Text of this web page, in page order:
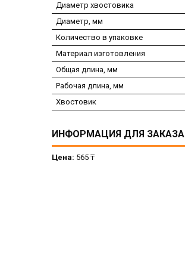
Диаметр хвостовика
Диаметр, мм
Количество в упаковке
Материал изготовления
Общая длина, мм
Рабочая длина, мм
Хвостовик
ИНФОРМАЦИЯ ДЛЯ ЗАКАЗА
Цена: 565 ₸